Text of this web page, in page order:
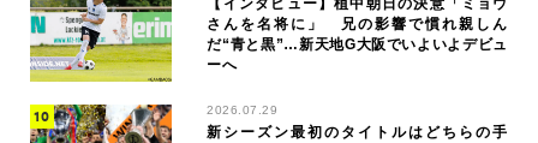
【インタビュー】植中朝日の決意「ミョウ
さんを名将に」 兄の影響で慣れ親しん
だ“青と黒”…新天地G大阪でいよいよデビュ
ーへ
2026.07.29
新シーズン最初のタイトルはどちらの手